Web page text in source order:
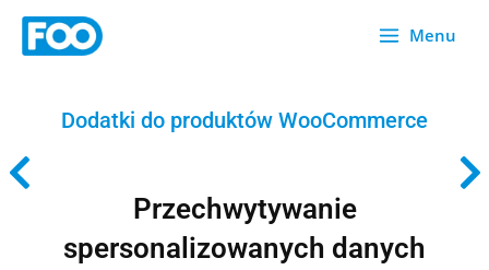
Przejdź
Menu
Dodatki do produktów WooCommerce
Przechwytywanie
spersonalizowanych danych